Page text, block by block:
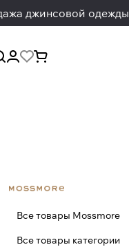
джинсовой одежды
Все товары Mossmore
Все товары категории